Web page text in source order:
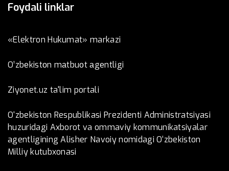
Foydali linklar
«Elektron Hukumat» markazi
O’zbеkistоn mаtbuоt аgеntligi
Ziyonet.uz ta'lim portali
O‘zbekiston Respublikasi Prezidenti Administratsiyasi
huzuridagi Axborot va ommaviy kommunikatsiyalar
agentligining Alisher Navoiy nomidagi O‘zbekiston
Milliy kutubxonasi